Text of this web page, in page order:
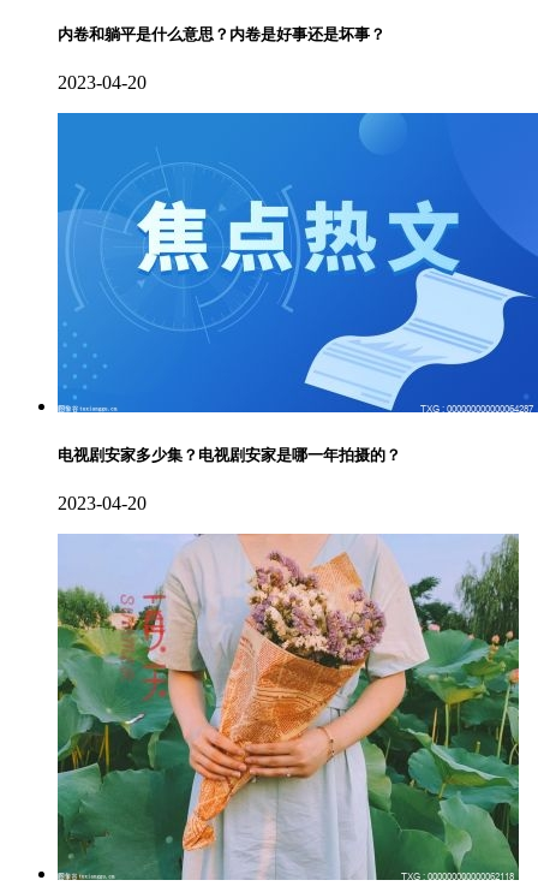
内卷和躺平是什么意思？内卷是好事还是坏事？
2023-04-20
电视剧安家多少集？电视剧安家是哪一年拍摄的？
2023-04-20